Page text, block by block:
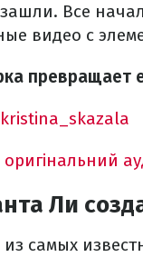
Все
видео с
превращает
Ли
самых